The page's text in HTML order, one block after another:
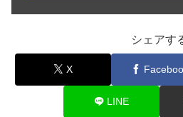
シェアす
X
LINE